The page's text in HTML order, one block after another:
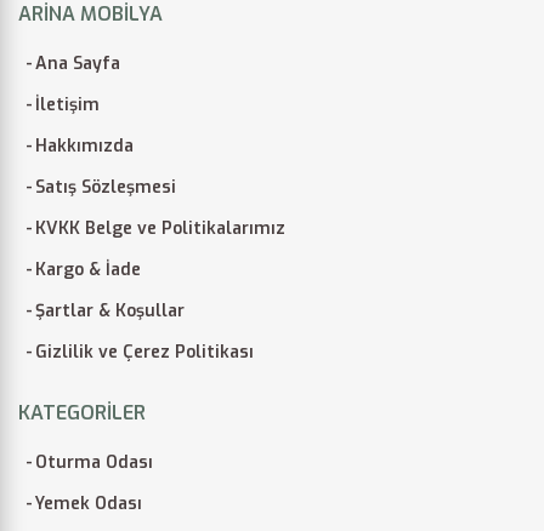
ARINA MOBILYA
Ana Sayfa
İletişim
Hakkımızda
Satış Sözleşmesi
KVKK Belge ve Politikalarımız
Kargo & İade
Şartlar & Koşullar
Gizlilik ve Çerez Politikası
KATEGORILER
Oturma Odası
Yemek Odası